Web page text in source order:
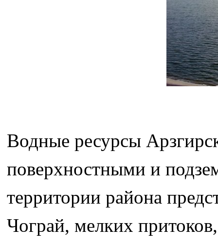
Водные ресурсы
поверхностными и
территории района
Чограй, мелких